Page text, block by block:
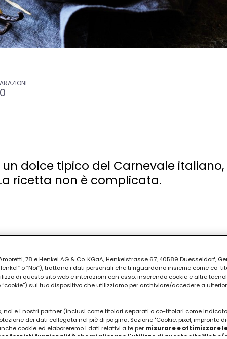
dolce tipico del Carnevale
ricetta non è complicata.
78 e Henkel AG & Co. KGaA, Henkelstrasse 67, 40589 Duesseldorf,
o “Noi”), trattano i dati personali che ti riguardano insieme come co-
di questo sito web e interazioni con esso, inserendo cookie e altre
sul tuo dispositivo che utilizziamo per archiviare/accedere a
noi e i nostri partner (inclusi come titolari separati o co-titolari come
dei dati collegata nel piè di pagina, Sezione "Cookie, pixel, impronte
cookie ed elaboreremo i dati relativi a te per misurare e ottimizzare
fornirti funzionalità che migliorano l'utilizzo di questo sito Web e/